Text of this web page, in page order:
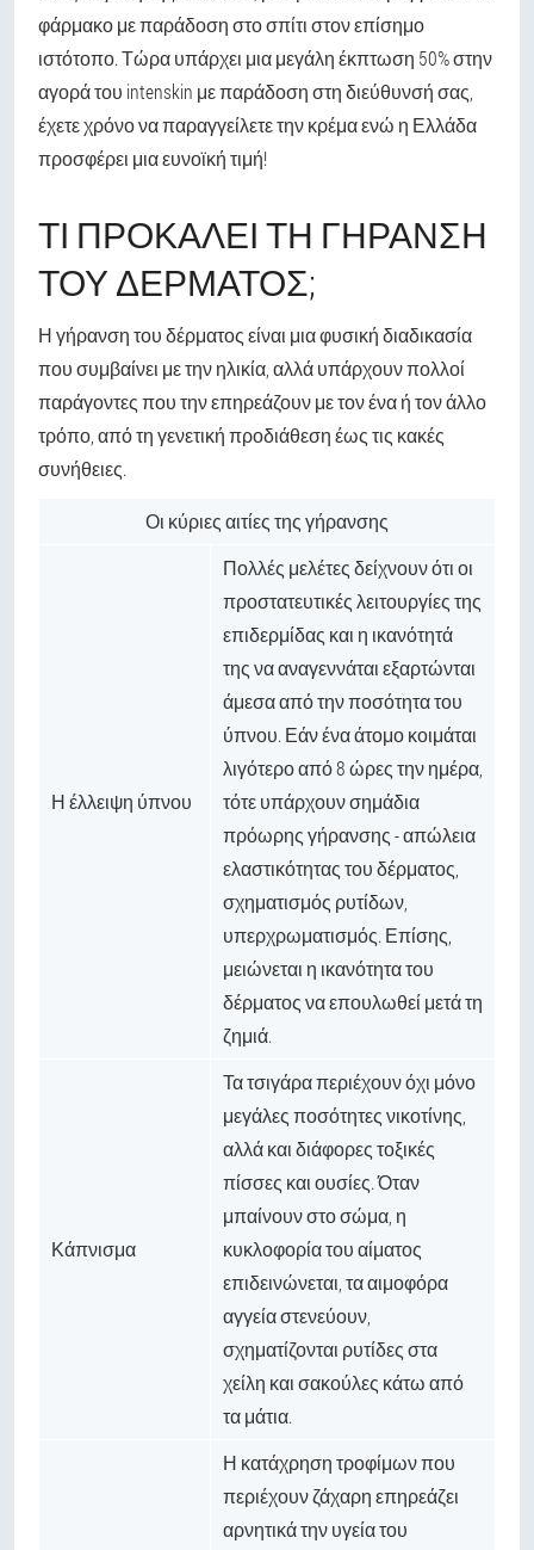
φάρμακο με παράδοση στο σπίτι στον επίσημο
ιστότοπο. Τώρα υπάρχει μια μεγάλη έκπτωση 50% στην
αγορά του intenskin με παράδοση στη διεύθυνσή σας,
έχετε χρόνο να παραγγείλετε την κρέμα ενώ η Ελλάδα
προσφέρει μια ευνοϊκή τιμή!
ΤΙ ΠΡΟΚΑΛΕΊ ΤΗ ΓΉΡΑΝΣΗ
ΤΟΥ ΔΈΡΜΑΤΟΣ;
Η γήρανση του δέρματος είναι μια φυσική διαδικασία
που συμβαίνει με την ηλικία, αλλά υπάρχουν πολλοί
παράγοντες που την επηρεάζουν με τον ένα ή τον άλλο
τρόπο, από τη γενετική προδιάθεση έως τις κακές
συνήθειες.
Οι κύριες αιτίες της γήρανσης
Η έλλειψη ύπνου
Πολλές μελέτες δείχνουν ότι οι
προστατευτικές λειτουργίες της
επιδερμίδας και η ικανότητά
της να αναγεννάται εξαρτώνται
άμεσα από την ποσότητα του
ύπνου. Εάν ένα άτομο κοιμάται
λιγότερο από 8 ώρες την ημέρα,
τότε υπάρχουν σημάδια
πρόωρης γήρανσης - απώλεια
ελαστικότητας του δέρματος,
σχηματισμός ρυτίδων,
υπερχρωματισμός. Επίσης,
μειώνεται η ικανότητα του
δέρματος να επουλωθεί μετά τη
ζημιά.
Κάπνισμα
Τα τσιγάρα περιέχουν όχι μόνο
μεγάλες ποσότητες νικοτίνης,
αλλά και διάφορες τοξικές
πίσσες και ουσίες. Όταν
μπαίνουν στο σώμα, η
κυκλοφορία του αίματος
επιδεινώνεται, τα αιμοφόρα
αγγεία στενεύουν,
σχηματίζονται ρυτίδες στα
χείλη και σακούλες κάτω από
τα μάτια.
Η κατάχρηση τροφίμων που
περιέχουν ζάχαρη επηρεάζει
αρνητικά την υγεία του